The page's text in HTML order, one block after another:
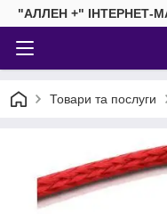
"АЛЛЕН +" ІНТЕРНЕТ-
Товари та послуги